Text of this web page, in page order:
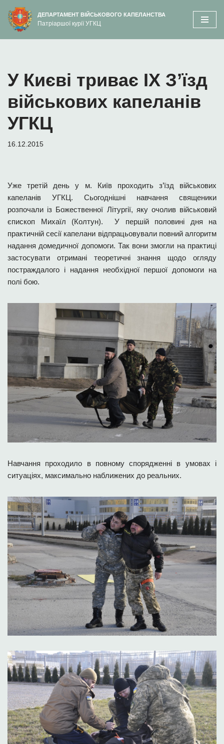
вмісту
Перейти
до
ДЕПАРТАМЕНТ ВІЙСЬКОВОГО КАПЕЛАНСТВА
Патріаршої курії УГКЦ
У Києві триває ІХ З’їзд
військових капеланів
УГКЦ
16.12.2015
Уже третій день у м. Київ проходить з’їзд військових
капеланів УГКЦ. Сьогоднішні навчання священики
розпочали із Божественної Літургії, яку очолив військовий
єпископ Михаїл (Колтун). У першій половині дня на
практичній сесії капелани відпрацьовували повний алгоритм
надання домедичної допомоги. Так вони змогли на практиці
застосувати отримані теоретичні знання щодо огляду
постраждалого і надання необхідної першої допомоги на
полі бою.
Навчання проходило в повному спорядженні в умовах і
ситуаціях, максимально наближених до реальних.